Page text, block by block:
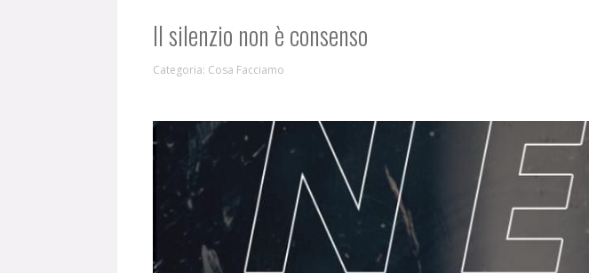
Il silenzio non è consenso
Categoria: Cosa Facciamo